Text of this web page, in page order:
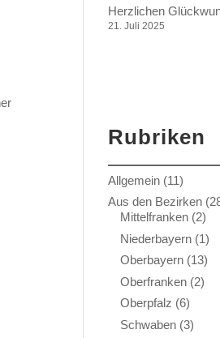
Herzlichen
21. Juli 2025
Rubriken
Allgemein (11)
Aus den Bezirken
Mittelfranken (2)
Niederbayern (1)
Oberbayern (13)
Oberfranken (2)
Oberpfalz (6)
Schwaben (3)